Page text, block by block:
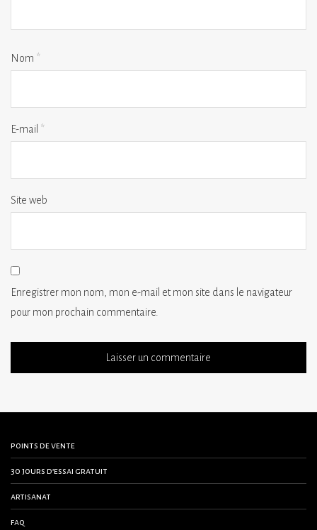
Nom *
E-mail *
Site web
Enregistrer mon nom, mon e-mail et mon site dans le navigateur
pour mon prochain commentaire.
points de vente
30 jours d’essai gratuit
artisanat
faq